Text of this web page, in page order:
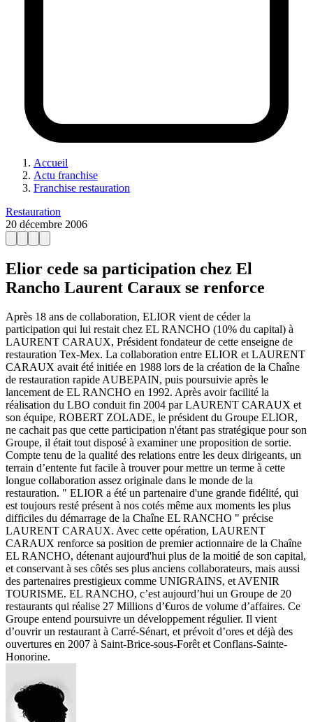
Accueil
Actu franchise
Franchise restauration
Restauration
20 décembre 2006
Elior cede sa participation chez El
Rancho Laurent Caraux se renforce
Après 18 ans de collaboration, ELIOR vient de céder la
participation qui lui restait chez EL RANCHO (10% du capital) à
LAURENT CARAUX, Président fondateur de cette enseigne de
restauration Tex-Mex. La collaboration entre ELIOR et LAURENT
CARAUX avait été initiée en 1988 lors de la création de la Chaîne
de restauration rapide AUBEPAIN, puis poursuivie après le
lancement de EL RANCHO en 1992. Après avoir facilité la
réalisation du LBO conduit fin 2004 par LAURENT CARAUX et
son équipe, ROBERT ZOLADE, le président du Groupe ELIOR,
ne cachait pas que cette participation n'étant pas stratégique pour son
Groupe, il était tout disposé à examiner une proposition de sortie.
Compte tenu de la qualité des relations entre les deux dirigeants, un
terrain d’entente fut facile à trouver pour mettre un terme à cette
longue collaboration assez originale dans le monde de la
restauration. " ELIOR a été un partenaire d'une grande fidélité, qui
est toujours resté présent à nos cotés même aux moments les plus
difficiles du démarrage de la Chaîne EL RANCHO " précise
LAURENT CARAUX. Avec cette opération, LAURENT
CARAUX renforce sa position de premier actionnaire de la Chaîne
EL RANCHO, détenant aujourd'hui plus de la moitié de son capital,
et conservant à ses côtés ses plus anciens collaborateurs, mais aussi
des partenaires prestigieux comme UNIGRAINS, et AVENIR
TOURISME. EL RANCHO, c’est aujourd’hui un Groupe de 20
restaurants qui réalise 27 Millions d’€uros de volume d’affaires. Ce
Groupe entend poursuivre un développement régulier. Il vient
d’ouvrir un restaurant à Carré-Sénart, et prévoit d’ores et déjà des
ouvertures en 2007 à Saint-Brice-sous-Forêt et Conflans-Sainte-
Honorine.